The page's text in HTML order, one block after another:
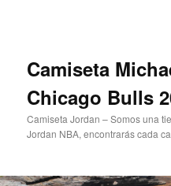
Camiseta
Chicago Bulls
Camiseta Jordan – Somos una
Jordan NBA, encontrarás cada